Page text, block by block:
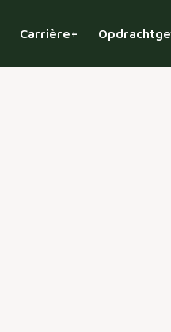
Carrière+